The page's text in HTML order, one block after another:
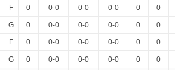
F 0 0-0 0-0 0-0 0 0
G 0 0-0 0-0 0-0 0 0
F 0 0-0 0-0 0-0 0 0
G 0 0-0 0-0 0-0 0 0